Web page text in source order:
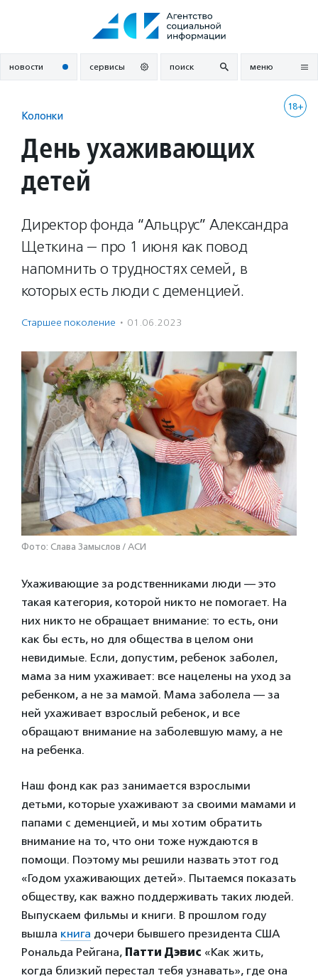
новости сервисы поиск меню
18+
Колонки
День ухаживающих
детей
Директор фонда “Альцрус” Александра
Щеткина — про 1 июня как повод
напомнить о трудностях семей, в
которых есть люди с деменцией.
Старшее поколение · 01.06.2023
Фото: Слава Замыслов / АСИ
Ухаживающие за родственниками люди — это
такая категория, которой никто не помогает. На
них никто не обращает внимание: то есть, они
как бы есть, но для общества в целом они
невидимые. Если, допустим, ребенок заболел,
мама за ним ухаживает: все нацелены на уход за
ребенком, а не за мамой. Мама заболела — за
ней ухаживает взрослый ребенок, и все
обращают внимание на заболевшую маму, а не
на ребенка.
Наш фонд как раз занимается взрослыми
детьми, которые ухаживают за своими мамами и
папами с деменцией, и мы хотим обратить
внимание на то, что они тоже нуждаются в
помощи. Поэтому мы решили назвать этот год
«Годом ухаживающих детей». Пытаемся показать
обществу, как важно поддерживать таких людей.
Выпускаем фильмы и книги. В прошлом году
вышла книга дочери бывшего президента США
Рональда Рейгана, Патти Дэвис «Как жить,
когда близкий перестал тебя узнавать», где она